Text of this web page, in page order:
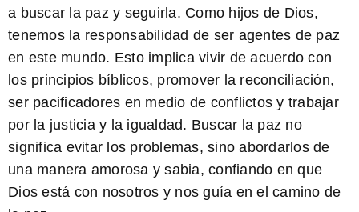
a buscar la paz y seguirla. Como hijos de Dios,
tenemos la responsabilidad de ser agentes de paz
en este mundo. Esto implica vivir de acuerdo con
los principios bíblicos, promover la reconciliación,
ser pacificadores en medio de conflictos y trabajar
por la justicia y la igualdad. Buscar la paz no
significa evitar los problemas, sino abordarlos de
una manera amorosa y sabia, confiando en que
Dios está con nosotros y nos guía en el camino de